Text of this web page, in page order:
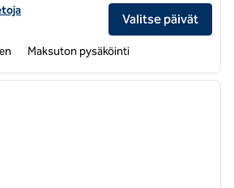
San Mateo-San Francisco Airport -
Valitse päivät
Maksuton pysäköinti